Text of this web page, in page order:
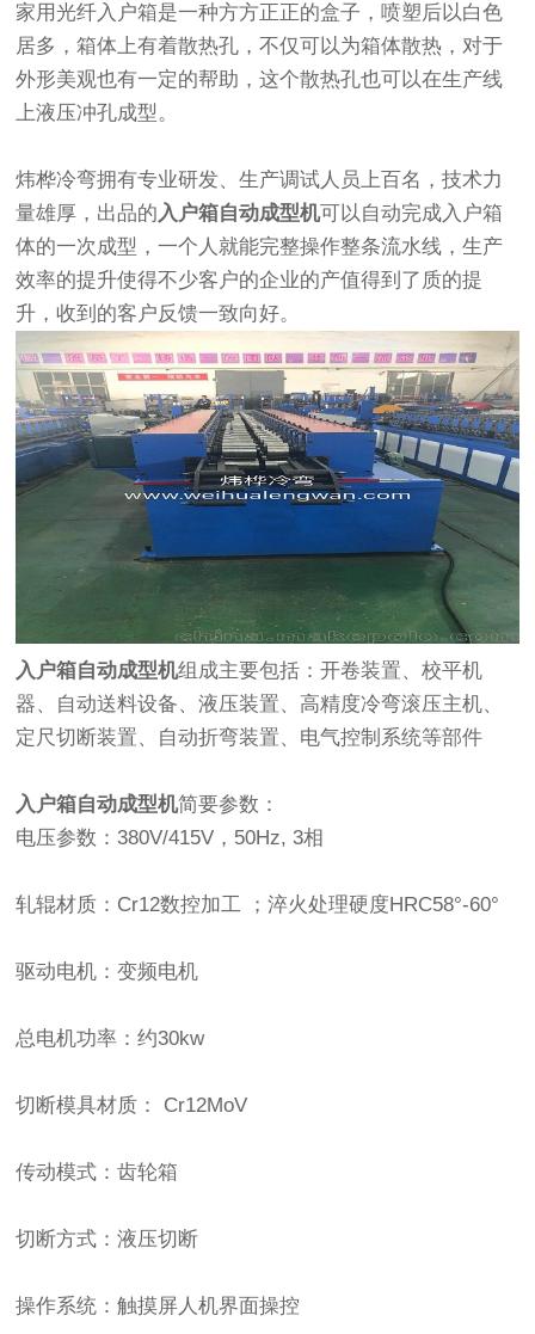
家用光纤入户箱是一种方方正正的盒子，喷塑后以白色
居多，箱体上有着散热孔，不仅可以为箱体散热，对于
外形美观也有一定的帮助，这个散热孔也可以在生产线
上液压冲孔成型。
炜桦冷弯拥有专业研发、生产调试人员上百名，技术力
量雄厚，出品的入户箱自动成型机可以自动完成入户箱
体的一次成型，一个人就能完整操作整条流水线，生产
效率的提升使得不少客户的企业的产值得到了质的提
升，收到的客户反馈一致向好。
入户箱自动成型机组成主要包括：开卷装置、校平机
器、自动送料设备、液压装置、高精度冷弯滚压主机、
定尺切断装置、自动折弯装置、电气控制系统等部件
入户箱自动成型机简要参数：
电压参数：380V/415V，50Hz, 3相
轧辊材质：Cr12数控加工 ；淬火处理硬度HRC58°-60°
驱动电机：变频电机
总电机功率：约30kw
切断模具材质： Cr12MoV
传动模式：齿轮箱
切断方式：液压切断
操作系统：触摸屏人机界面操控